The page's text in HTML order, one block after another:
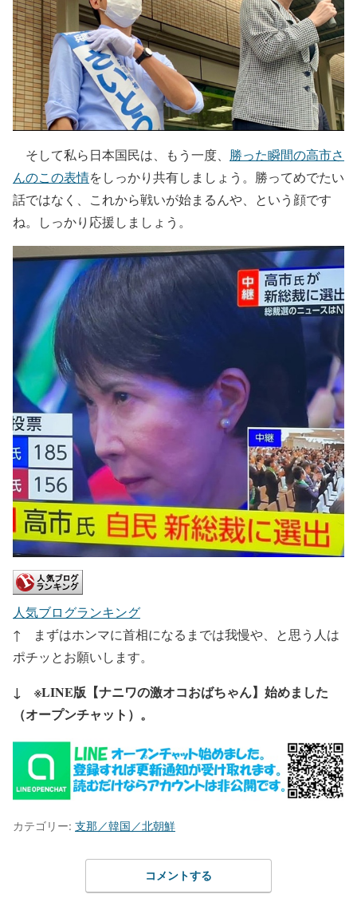
そして私ら日本国民は、もう一度、 勝った瞬間の高市さ
んのこの表情をしっかり共有しましょう。勝ってめでたい
話ではなく、これから戦いが始まるんや、という顔です
ね。しっかり応援しましょう。
人気ブログランキング
↑ まずはホンマに首相になるまでは我慢や、と思う人は
ポチッとお願いします。
↓ ※LINE版【ナニワの激オコおばちゃん】始めました
（オープンチャット）。
カテゴリー: 支那／韓国／北朝鮮
コメントする